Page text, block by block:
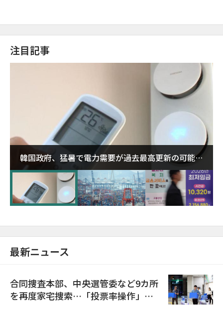
注目記事
韓国政府、猛暑で電力需要が過去最高更新の可能性
に需給対応体制を点検
最新ニュース
合同捜査本部、中央選管委など9カ所
を再度家宅捜索…「投票率操作」の